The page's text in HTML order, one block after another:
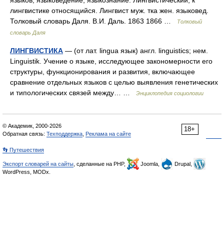
лингвистике относящийся. Лингвист муж. тка жен. языковед.
Толковый словарь Даля. В.И. Даль. 1863 1866 …
Толковый
словарь Даля
ЛИНГВИСТИКА — (от лат. lingua язык) англ. linguistics; нем.
Linguistik. Учение о языке, исследующее закономерности его
структуры, функционирования и развития, включающее
сравнение отдельных языков с целью выявления генетических
и типологических связей между… …
Энциклопедия социологии
18+
© Академик, 2000-2026
Обратная связь: Техподдержка Реклама на сайте
👣 Путешествия
Экспорт словарей на сайты , сделанные на PHP, Joomla,
Drupal,
WordPress, MODx.